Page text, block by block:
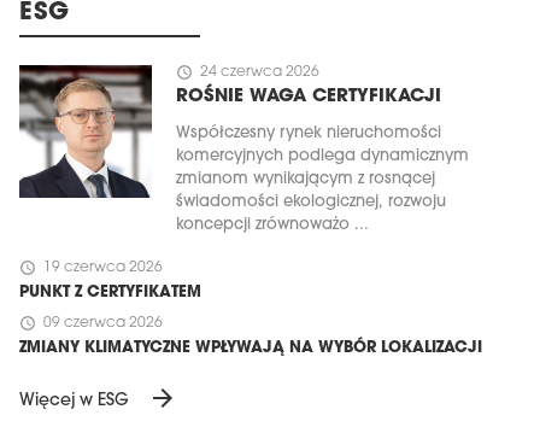
ESG
schedule 24 czerwca 2026
ROŚNIE WAGA CERTYFIKACJI
Współczesny rynek nieruchomości
komercyjnych podlega dynamicznym
zmianom wynikającym z rosnącej
świadomości ekologicznej, rozwoju
koncepcji zrównoważo ...
schedule 19 czerwca 2026
PUNKT Z CERTYFIKATEM
schedule 09 czerwca 2026
ZMIANY KLIMATYCZNE WPŁYWAJĄ NA WYBÓR LOKALIZACJI
Więcej w ESG arrow_forward